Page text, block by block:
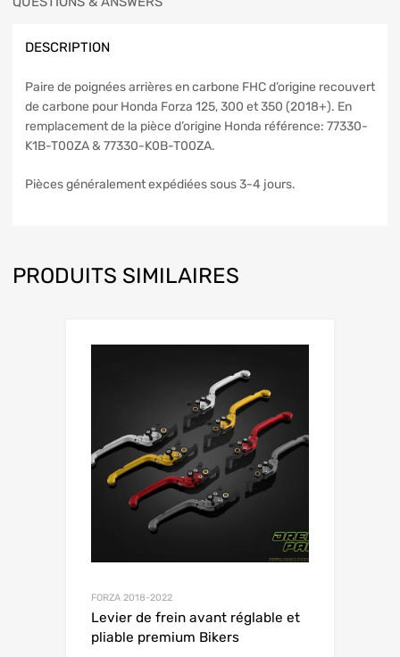
DESCRIPTION
Paire de poignées arrières en carbone FHC d’origine recouvert
de carbone pour Honda Forza 125, 300 et 350 (2018+). En
remplacement de la pièce d’origine Honda référence: 77330-
K1B-T00ZA & 77330-K0B-T00ZA.
Pièces généralement expédiées sous 3-4 jours.
PRODUITS SIMILAIRES
FORZA 2018-2022
Levier de frein avant réglable et
pliable premium Bikers